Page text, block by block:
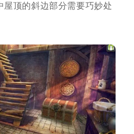
屋顶的斜边部分需要巧妙处